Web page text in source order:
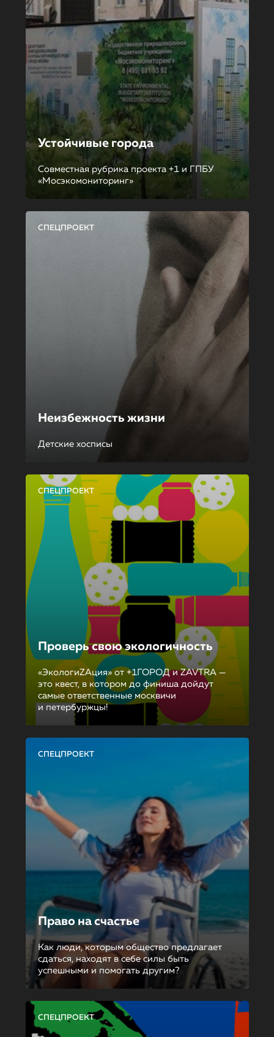
Устойчивые города
Совместная рубрика проекта +1 и ГПБУ
«Мосэкомониторинг»
СПЕЦПРОЕКТ
Неизбежность жизни
Детские хосписы
СПЕЦПРОЕКТ
Проверь свою экологичность
«ЭкологиZAция» от +1ГОРОД и ZAVTRA —
это квест, в котором до финиша дойдут
самые ответственные москвичи
и петербуржцы!
СПЕЦПРОЕКТ
Право на счастье
Как люди, которым общество предлагает
сдаться, находят в себе силы быть
успешными и помогать другим?
СПЕЦПРОЕКТ